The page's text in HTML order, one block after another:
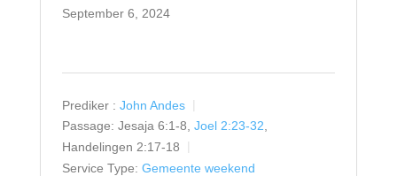
September 6, 2024
Prediker : John Andes
Passage: Jesaja 6:1-8, Joel 2:23-32,
Handelingen 2:17-18
Service Type: Gemeente weekend